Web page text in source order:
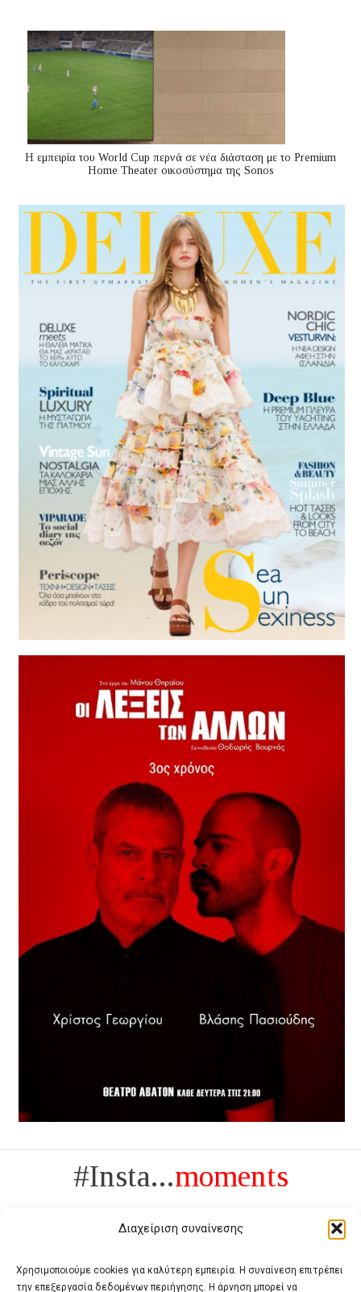
Διαχείριση συναίνεσης
Χρησιμοποιούμε cookies για καλύτερη εμπειρία. Η συναίνεση επιτρέπει
την επεξεργασία δεδομένων περιήγησης. Η άρνηση μπορεί να
Η εμπειρία του World Cup περνά σε νέα διάσταση με το Premium
Home Theater οικοσύστημα της Sonos
#Insta...moments